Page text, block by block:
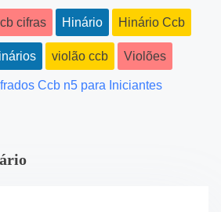
cifras Hinário Hinário Ccb
violão ccb Violões
Ccb n5 para Iniciantes